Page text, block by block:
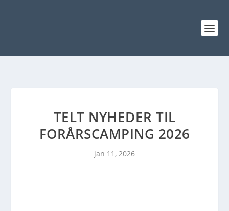
TELT NYHEDER TIL
FORÅRSCAMPING 2026
jan 11, 2026